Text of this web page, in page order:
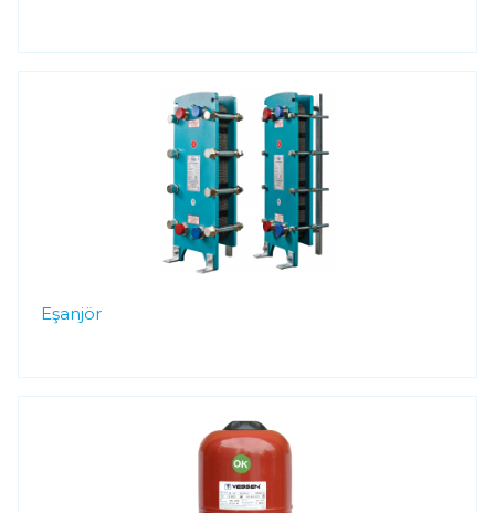
Eşanjör